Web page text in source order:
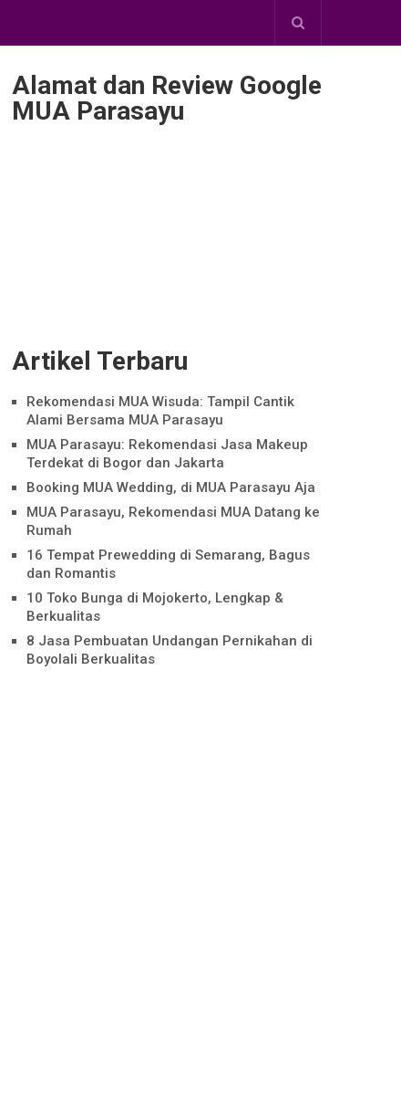
Alamat dan Review Google
MUA Parasayu
Artikel Terbaru
Rekomendasi MUA Wisuda: Tampil Cantik
Alami Bersama MUA Parasayu
MUA Parasayu: Rekomendasi Jasa Makeup
Terdekat di Bogor dan Jakarta
Booking MUA Wedding, di MUA Parasayu Aja
MUA Parasayu, Rekomendasi MUA Datang ke
Rumah
16 Tempat Prewedding di Semarang, Bagus
dan Romantis
10 Toko Bunga di Mojokerto, Lengkap &
Berkualitas
8 Jasa Pembuatan Undangan Pernikahan di
Boyolali Berkualitas